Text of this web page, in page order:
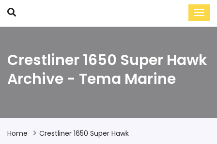
Crestliner 1650 Super Hawk
Archive - Tema Marine
Home Crestliner 1650 Super Hawk